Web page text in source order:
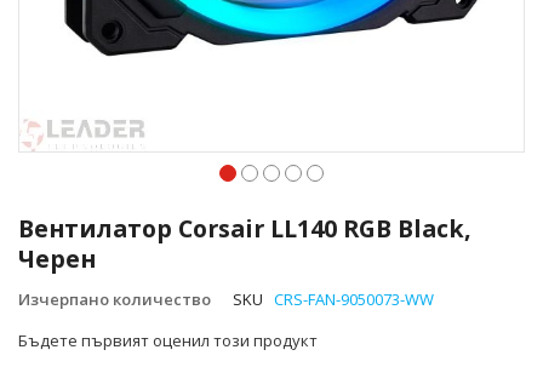
Вентилатор Corsair LL140 RGB Black,
Черен
Изчерпано количество SKU CRS-FAN-9050073-WW
Бъдете първият оценил този продукт
към
началото
на
галерия
снимки